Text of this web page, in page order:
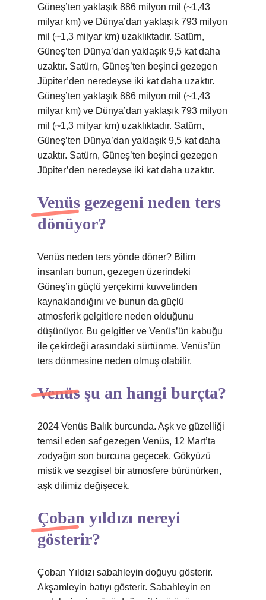
Güneş’ten yaklaşık 886 milyon mil (~1,43
milyar km) ve Dünya’dan yaklaşık 793 milyon
mil (~1,3 milyar km) uzaklıktadır. Satürn,
Güneş’ten Dünya’dan yaklaşık 9,5 kat daha
uzaktır. Satürn, Güneş’ten beşinci gezegen
Jüpiter’den neredeyse iki kat daha uzaktır.
Güneş’ten yaklaşık 886 milyon mil (~1,43
milyar km) ve Dünya’dan yaklaşık 793 milyon
mil (~1,3 milyar km) uzaklıktadır. Satürn,
Güneş’ten Dünya’dan yaklaşık 9,5 kat daha
uzaktır. Satürn, Güneş’ten beşinci gezegen
Jüpiter’den neredeyse iki kat daha uzaktır.
Venüs gezegeni neden ters
dönüyor?
Venüs neden ters yönde döner? Bilim
insanları bunun, gezegen üzerindeki
Güneş’in güçlü yerçekimi kuvvetinden
kaynaklandığını ve bunun da güçlü
atmosferik gelgitlere neden olduğunu
düşünüyor. Bu gelgitler ve Venüs’ün kabuğu
ile çekirdeği arasındaki sürtünme, Venüs’ün
ters dönmesine neden olmuş olabilir.
Venüs şu an hangi burçta?
2024 Venüs Balık burcunda. Aşk ve güzelliği
temsil eden saf gezegen Venüs, 12 Mart’ta
zodyağın son burcuna geçecek. Gökyüzü
mistik ve sezgisel bir atmosfere bürünürken,
aşk dilimiz değişecek.
Çoban yıldızı nereyi
gösterir?
Çoban Yıldızı sabahleyin doğuyu gösterir.
Akşamleyin batıyı gösterir. Sabahleyin en